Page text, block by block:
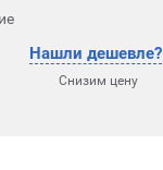
Нашли дешевле?
Снизим цену